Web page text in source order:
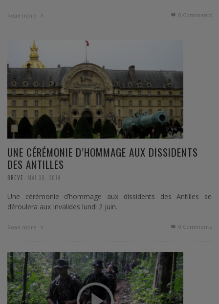
Read more 0 Comments
UNE CÉRÉMONIE D’HOMMAGE AUX DISSIDENTS
DES ANTILLES
BREVE MAI 30, 2014
Une cérémonie d’hommage aux dissidents des Antilles se
déroulera aux Invalides lundi 2 juin.
Read more 0 Comments